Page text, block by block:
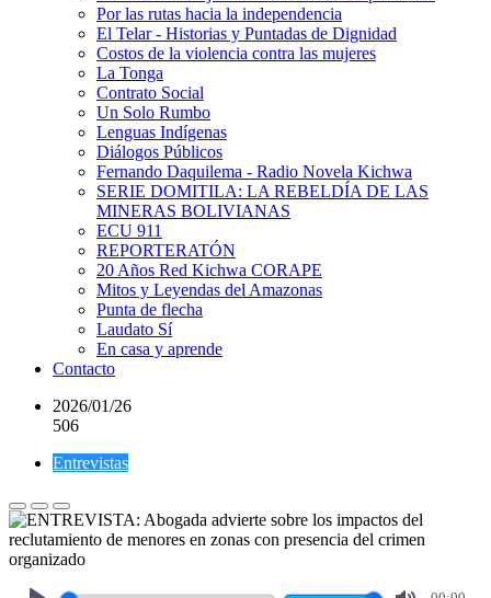
Por las rutas hacia la independencia
El Telar - Historias y Puntadas de Dignidad
Costos de la violencia contra las mujeres
La Tonga
Contrato Social
Un Solo Rumbo
Lenguas Indígenas
Diálogos Públicos
Fernando Daquilema - Radio Novela Kichwa
SERIE DOMITILA: LA REBELDÍA DE LAS
MINERAS BOLIVIANAS
ECU 911
REPORTERATÓN
20 Años Red Kichwa CORAPE
Mitos y Leyendas del Amazonas
Punta de flecha
Laudato Sí
En casa y aprende
Contacto
2026/01/26
506
Entrevistas